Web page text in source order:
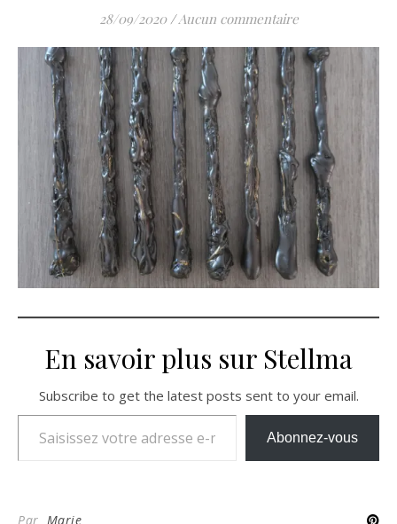
28/09/2020 /Aucun commentaire
En savoir plus sur Stellma
Subscribe to get the latest posts sent to your email.
Saisissez votre adresse e-mail…
Abonnez-vous
Par Marie